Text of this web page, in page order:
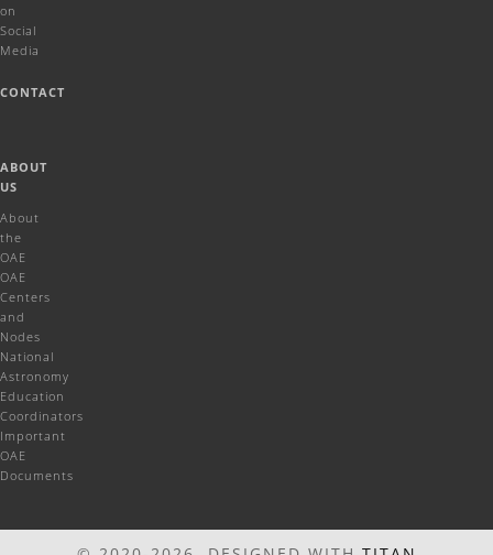
on
Social
Media
CONTACT
ABOUT
US
About
the
OAE
OAE
Centers
and
Nodes
National
Astronomy
Education
Coordinators
Important
OAE
Documents